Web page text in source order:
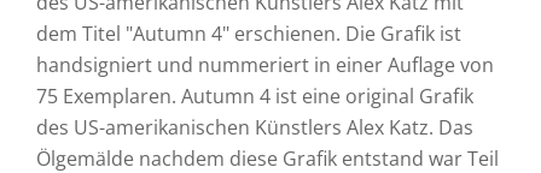
dem Titel "Autumn 4" erschienen. Die Grafik ist
handsigniert und nummeriert in einer Auflage von
75 Exemplaren. Autumn 4 ist eine original Grafik
des US-amerikanischen Künstlers Alex Katz. Das
Ölgemälde nachdem diese Grafik entstand war Teil